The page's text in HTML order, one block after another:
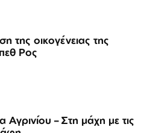
οικογένειας της
Ρος
– Στη μάχη με τις